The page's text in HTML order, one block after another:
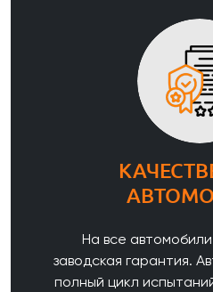
На все
заводская гарантия.
полный цикл